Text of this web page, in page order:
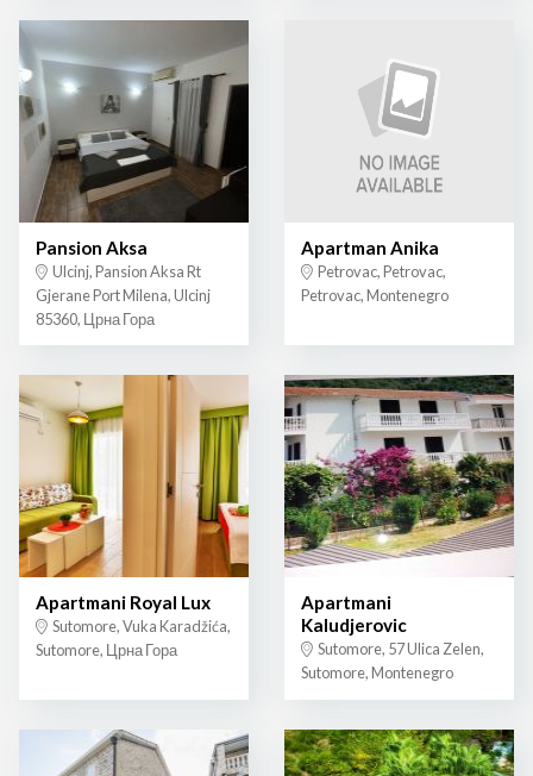
Pansion Aksa
Ulcinj, Pansion Aksa Rt
Gjerane Port Milena, Ulcinj
85360, Црна Гора
Apartman Anika
Petrovac, Petrovac,
Petrovac, Montenegro
Apartmani Royal Lux
Sutomore, Vuka Karadžića,
Sutomore, Црна Гора
Apartmani
Kaludjerovic
Sutomore, 57 Ulica Zelen,
Sutomore, Montenegro